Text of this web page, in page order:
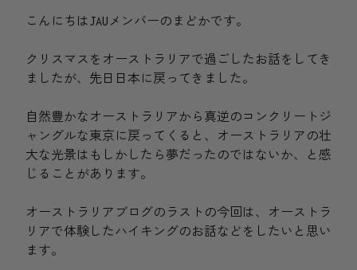
こんにちはJAUメンバーのまどかです。
クリスマスをオーストラリアで過ごしたお話をしてき
ましたが、先日日本に戻ってきました。
自然豊かなオーストラリアから真逆のコンクリートジ
ャングルな東京に戻ってくると、オーストラリアの壮
大な光景はもしかしたら夢だったのではないか、と感
じることがあります。
オーストラリアブログのラストの今回は、オーストラ
リアで体験したハイキングのお話などをしたいと思い
ます。